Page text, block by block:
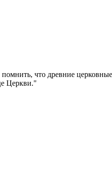
что древние
Церкви."